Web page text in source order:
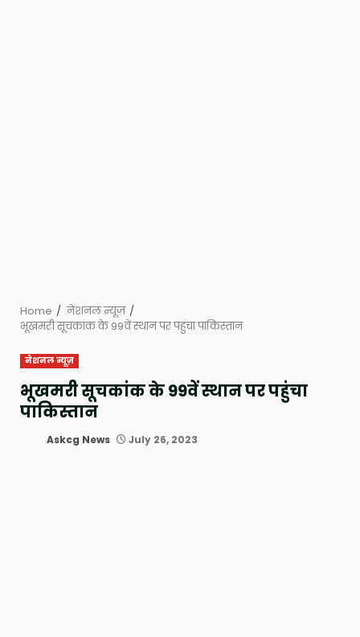
Home
नेशनल न्यूज़
भूखमरी सूचकांक के 99वें स्थान पर पहुंचा पाकिस्तान
नेशनल न्यूज़
भूखमरी सूचकांक के 99वें स्थान पर पहुंचा
पाकिस्तान
Askcg News July 26, 2023